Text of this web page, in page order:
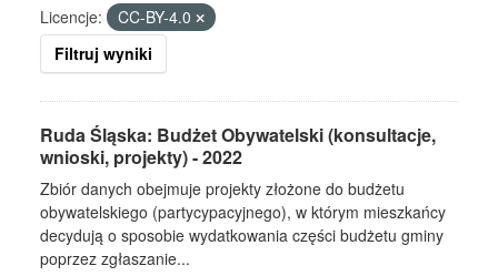
Licencje:
CC-BY-4.0
Filtruj wyniki
Ruda Śląska: Budżet Obywatelski (konsultacje,
wnioski, projekty) - 2022
Zbiór danych obejmuje projekty złożone do budżetu
obywatelskiego (partycypacyjnego), w którym mieszkańcy
decydują o sposobie wydatkowania części budżetu gminy
poprzez zgłaszanie...